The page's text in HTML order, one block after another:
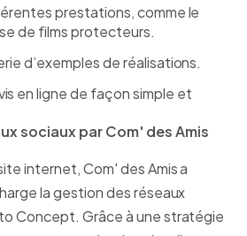
prestations, comme le
de films protecteurs.
d’exemples de réalisations.
en ligne de façon simple et
sociaux par Com' des Amis
internet, Com' des Amis a
la gestion des réseaux
Concept. Grâce à une stratégie